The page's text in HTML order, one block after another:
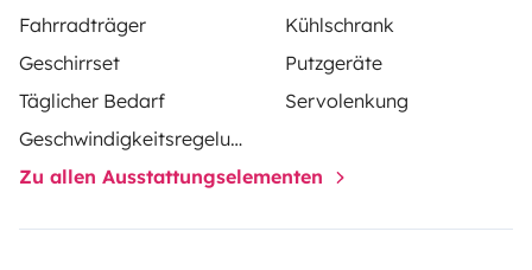
Fahrradträger
Kühlschrank
Geschirrset
Putzgeräte
Täglicher Bedarf
Servolenkung
Geschwindigkeitsregelung
Zu allen Ausstattungselementen